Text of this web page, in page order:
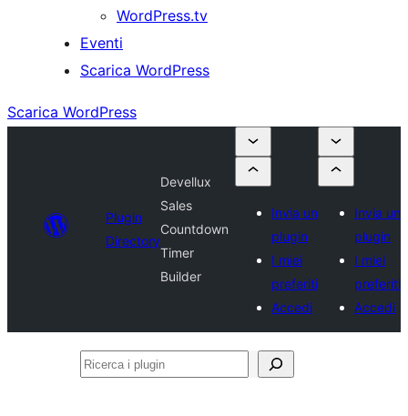
WordPress.tv
Eventi
Scarica WordPress
Scarica WordPress
Plugin
Directory
Devellux
Sales
Countdown
Timer
Builder
Invia un
plugin
I miei
preferiti
Accedi
Invia un
plugin
I miei
preferiti
Accedi
Ricerca